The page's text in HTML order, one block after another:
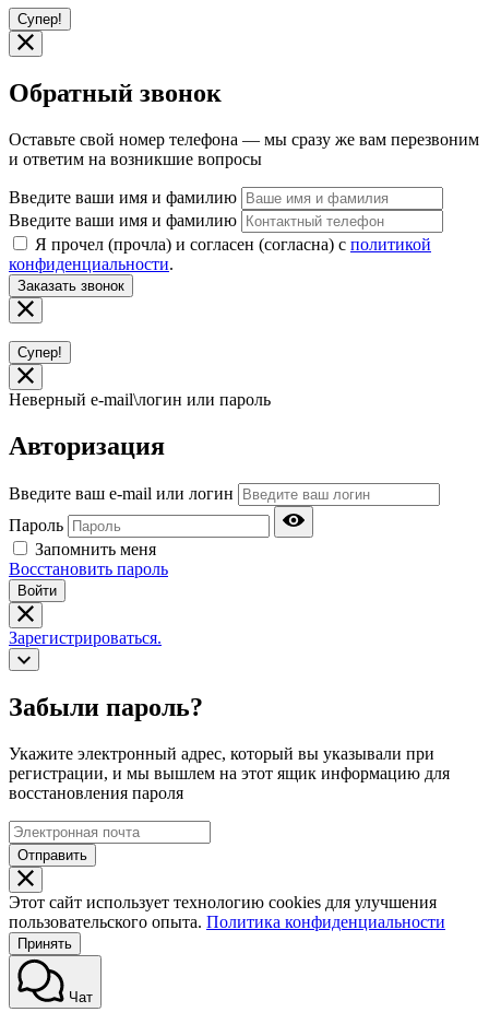
Супер!
Обратный звонок
Оставьте свой номер телефона — мы сразу же вам перезвоним
и ответим на возникшие вопросы
Введите ваши имя и фамилию
Введите ваши имя и фамилию
Я прочел (прочла) и согласен (согласна) с политикой
конфиденциальности.
Заказать звонок
Супер!
Неверный e-mail\логин или пароль
Авторизация
Введите ваш e-mail или логин
Пароль
Запомнить меня
Восстановить пароль
Войти
Зарегистрироваться.
Забыли пароль?
Укажите электронный адрес, который вы указывали при
регистрации, и мы вышлем на этот ящик информацию для
восстановления пароля
Отправить
Этот сайт использует технологию cookies для улучшения
пользовательского опыта. Политика конфиденциальности
Принять
Чат